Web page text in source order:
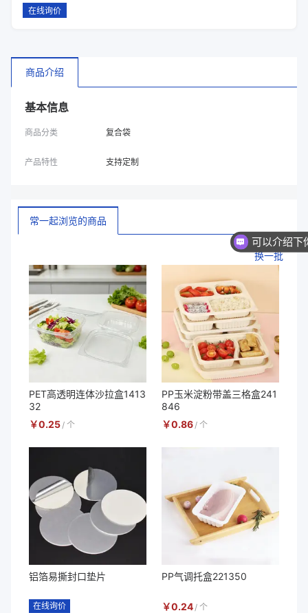
在线询价
商品介绍
基本信息
商品分类 复合袋
产品特性 支持定制
常一起浏览的商品
换一批
PET高透明连体沙拉盒1413
32
￥0.25/ 个
PP玉米淀粉带盖三格盒241
846
￥0.86/ 个
铝箔易撕封口垫片
在线询价
PP气调托盒221350
￥0.24/ 个